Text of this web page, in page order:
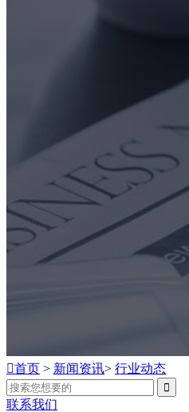
首页 > 新闻资讯> 行业动态

联系我们